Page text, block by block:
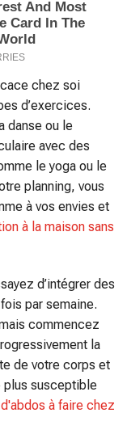
chez soi
d’exercices.
danse ou le
avec des
le yoga ou le
planning, vous
à vos envies et
à la maison sans
d’intégrer des
par semaine.
commencez
la
de votre corps et
plus susceptible
à faire chez